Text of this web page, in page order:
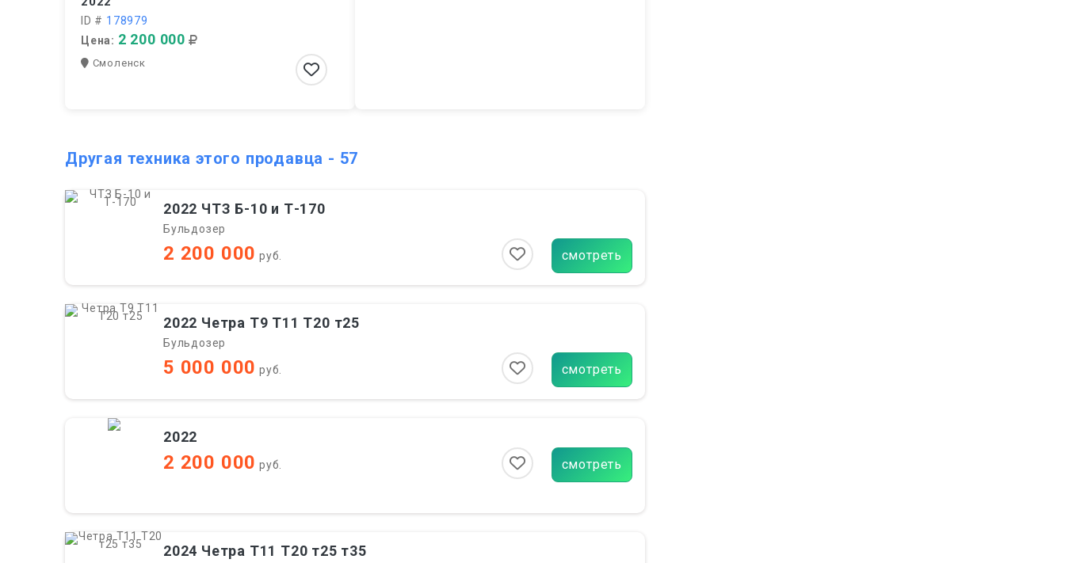
ID # 178979
Цена: 2 200 000
Смоленск
Другая техника этого продавца - 57
2022 ЧТЗ Б-10 и Т-170
Бульдозер
2 200 000 руб. смотреть
2022 Четра Т9 Т11 Т20 т25
Бульдозер
5 000 000 руб. смотреть
2022
2 200 000 руб. смотреть
2024 Четра Т11 Т20 т25 т35